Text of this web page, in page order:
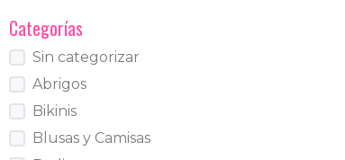
Categorías
Sin categorizar
Abrigos
Bikinis
Blusas y Camisas